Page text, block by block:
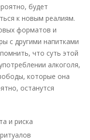
будет
к новым реалиям.
форматов и
с другими напитками
что суть этой
алкоголя,
которые она
останутся
и риска